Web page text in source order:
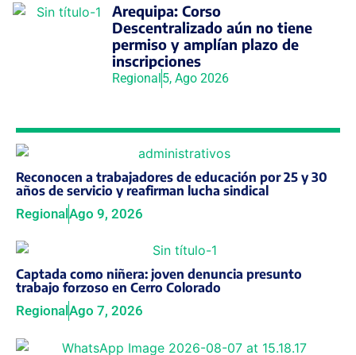
Arequipa: Corso
Descentralizado aún no tiene
permiso y amplían plazo de
inscripciones
Regional5, Ago 2026
Reconocen a trabajadores de educación por 25 y 30
años de servicio y reafirman lucha sindical
RegionalAgo 9, 2026
Captada como niñera: joven denuncia presunto
trabajo forzoso en Cerro Colorado
Regional Ago 7, 2026